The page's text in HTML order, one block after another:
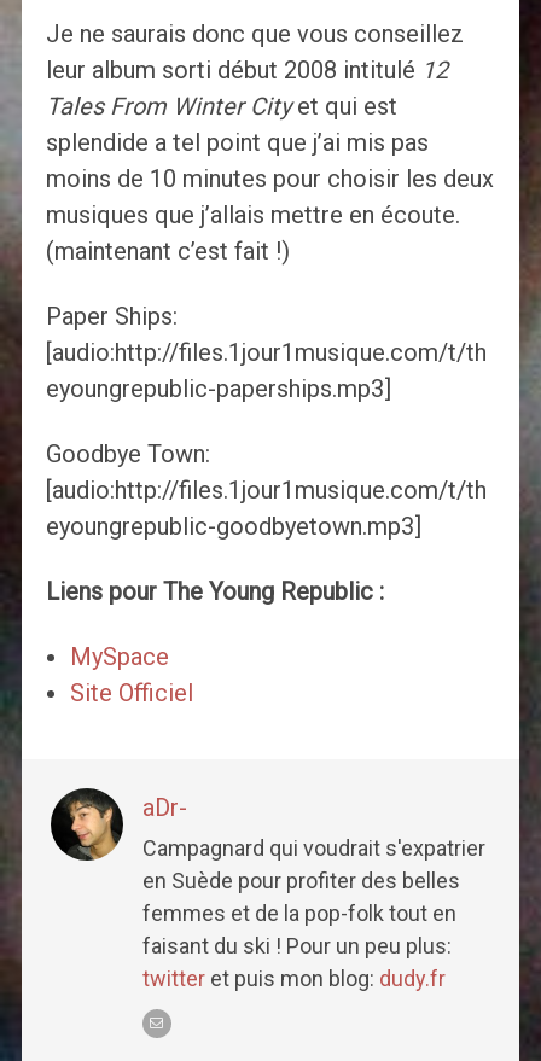
Je ne saurais donc que vous conseillez
leur album sorti début 2008 intitulé 12
Tales From Winter Cityet qui est
splendide a tel point que j’ai mis pas
moins de 10 minutes pour choisir les deux
musiques que j’allais mettre en écoute.
(maintenant c’est fait !)
Paper Ships:
[audio:http://files.1jour1musique.com/t/th
eyoungrepublic-paperships.mp3]
Goodbye Town:
[audio:http://files.1jour1musique.com/t/th
eyoungrepublic-goodbyetown.mp3]
Liens pour The Young Republic :
MySpace
Site Officiel
aDr-
Campagnard qui voudrait s'expatrier
en Suède pour profiter des belles
femmes et de la pop-folk tout en
faisant du ski ! Pour un peu plus:
twitteret puis mon blog: dudy.fr